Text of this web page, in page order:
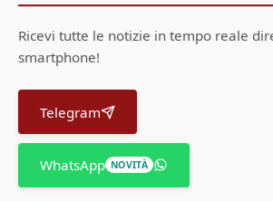
Ricevi tutte le notizie in tempo reale
smartphone!
Telegram
WhatsApp NOVITÀ